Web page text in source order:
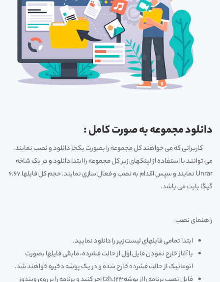
دانلود مجموعه به صورت کامل :
کاربرانی که می خواهند کل مجموعه را بصورت یکجا دانلود و نصب نمایند،
می توانند با استفاده از لینکهای زیر کل مجموعه را ابتدا دانلود و در یک شاخه
Unrar نمایند و سپس اقدام به نصب و فعال سازی نمایند. حجم کل فایلها 6.67
گیگا بایت می باشد.
راهنمای نصب
ابتدا تمامی فایلهای لیست زیر را دانلود نمایید.
با آغاز خارج نمودن فایل اول از حالت فشرده، مابقی فایلها بصورت
اتوماتیک از حالت فشرده خارج شده و در یک پوشه دخیره خواهند شد.